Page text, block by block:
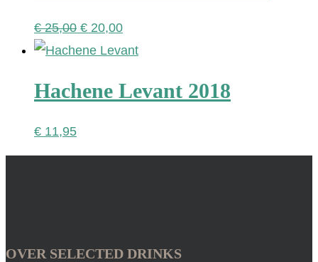
€25,00 Oorspronkelijke
prijs
€ 25,00.
€ 20,00Huidige
prijs
€ 20,00.
Hachene Levant 2018
€ 11,95
OVER SELECTED DRINKS